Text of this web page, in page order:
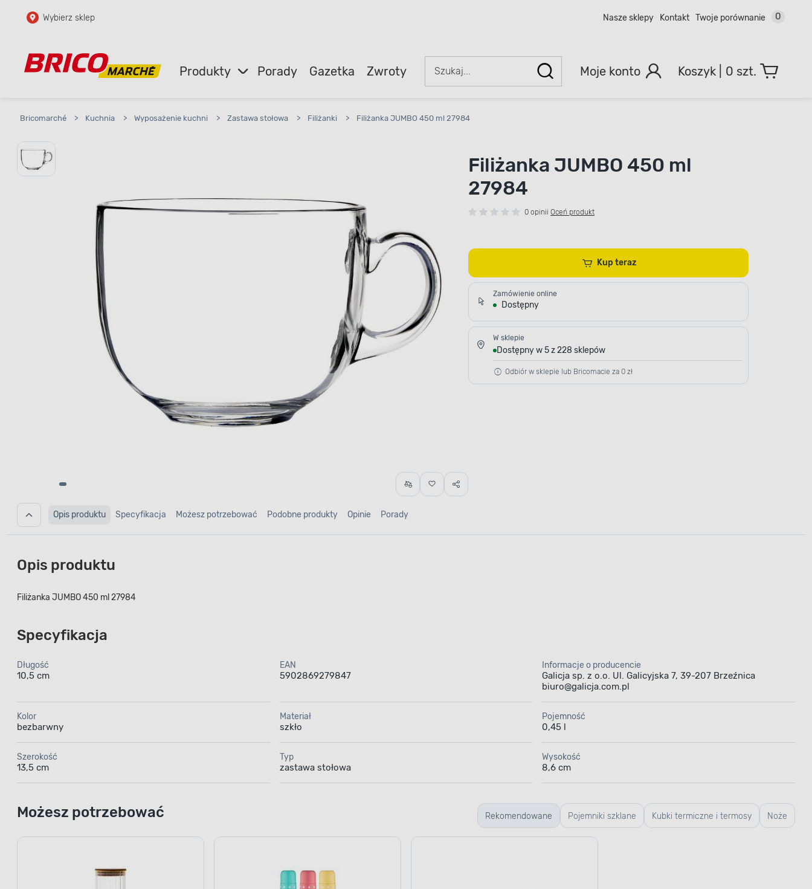
Przejdź do głównej zawartości
Przejdź do wyszukiwarki
Wybierz sklep Nasze sklepy Kontakt Twoje porównanie 0
Produkty Porady Gazetka Zwroty Moje konto 0 szt.
Bricomarché > Kuchnia > Wyposażenie kuchni > Zastawa stołowa > Filiżanki > Filiżanka JUMBO 450 ml 27984
Filiżanka JUMBO 450 ml
27984
0 opinii Oceń produkt
Kup teraz
Zamówienie online
Dostępny
W sklepie
Dostępny w 5 z 228 sklepów
Odbiór w sklepie lub Bricomacie za 0 zł
Opis produktu Specyfikacja Możesz potrzebować Podobne produkty Opinie Porady
Opis produktu
Filiżanka JUMBO 450 ml 27984
Specyfikacja
Długość
10,5 cm
EAN
5902869279847
Informacje o producencie
Galicja sp. z o.o. Ul. Galicyjska 7, 39-207 Brzeźnica
biuro@galicja.com.pl
Kolor
bezbarwny
Materiał
szkło
Pojemność
0,45 l
Szerokość
13,5 cm
Typ
zastawa stołowa
Wysokość
8,6 cm
Rekomendowane Pojemniki szklane Kubki termiczne i termosy Noże
Możesz potrzebować